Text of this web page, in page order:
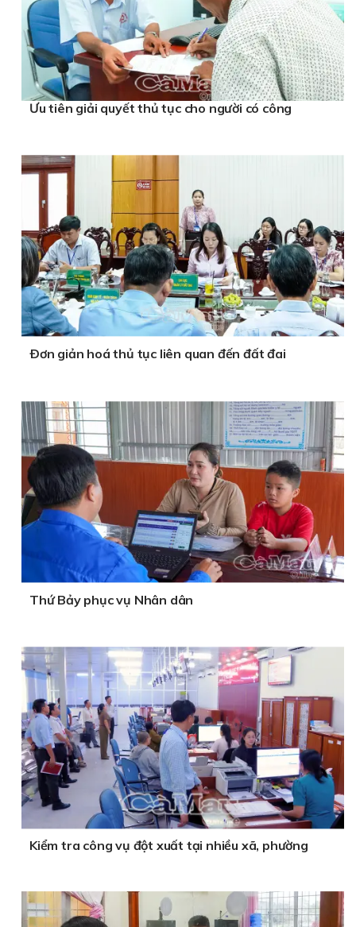
Ưu tiên giải quyết thủ tục cho người có công
Ðơn giản hoá thủ tục liên quan đến đất đai
Thứ Bảy phục vụ Nhân dân
Kiểm tra công vụ đột xuất tại nhiều xã, phường